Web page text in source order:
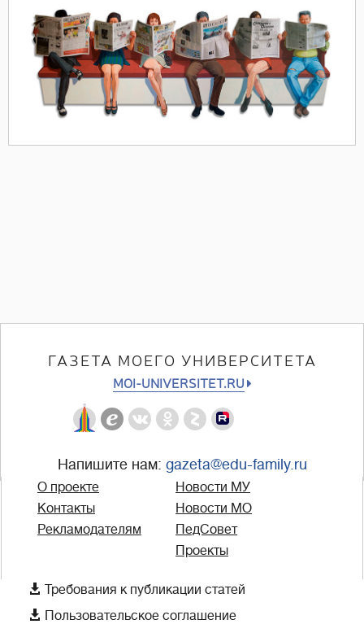
ГАЗЕТА МОЕГО УНИВЕРСИТЕТА
MOI-UNIVERSITET.RU
Напишите нам: gazeta@edu-family.ru
О проекте
Контакты
Рекламодателям
Новости МУ
Новости МО
ПедСовет
Проекты
 Требования к публикации статей
 Пользовательское соглашение